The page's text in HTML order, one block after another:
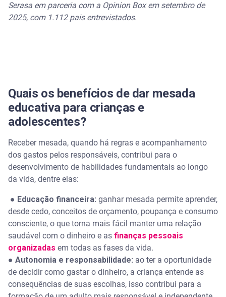
Serasa em parceria com a Opinion Box em setembro de
2025, com 1.112 pais entrevistados.
Quais os benefícios de dar mesada
educativa para crianças e
adolescentes?
Receber mesada, quando há regras e acompanhamento
dos gastos pelos responsáveis, contribui para o
desenvolvimento de habilidades fundamentais ao longo
da vida, dentre elas:
● Educação financeira: ganhar mesada permite aprender,
desde cedo, conceitos de orçamento, poupança e consumo
consciente, o que torna mais fácil manter uma relação
saudável com o dinheiro e as finanças pessoais
organizadas em todas as fases da vida.
● Autonomia e responsabilidade: ao ter a oportunidade
de decidir como gastar o dinheiro, a criança entende as
consequências de suas escolhas, isso contribui para a